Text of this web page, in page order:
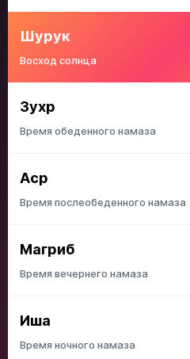
Шурук
Восход солнца
Зухр
Время обеденного намаза
Аср
Время послеобеденного намаза
Магриб
Время вечернего намаза
Иша
Время ночного намаза